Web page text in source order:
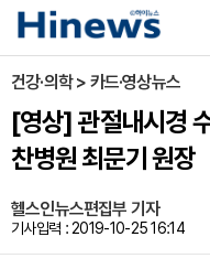
건강·의학 > 카드·영상뉴스
[영상] 관절내시경
찬병원 최문기 원장
헬스인뉴스편집부 기자
기사입력 : 2019-10-25 16:14